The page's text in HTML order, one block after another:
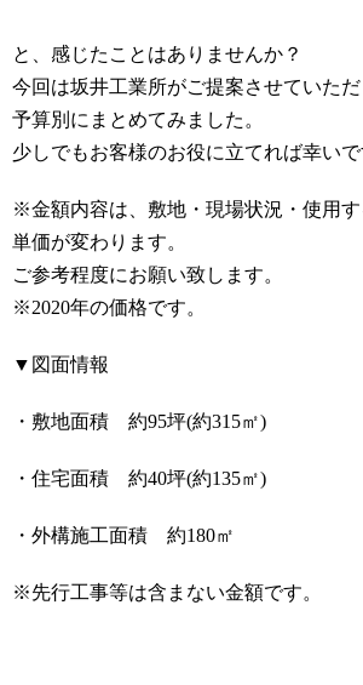
と、感じたことはありませんか？
今回は坂井工業所がご提案させていただ
予算別にまとめてみました。
少しでもお客様のお役に立てれば幸いで
※金額内容は、敷地・現場状況・使用
単価が変わります。
ご参考程度にお願い致します。
※2020年の価格です。
▼図面情報
・敷地面積 約95坪(約315㎡)
・住宅面積 約40坪(約135㎡)
・外構施工面積 約180㎡
※先行工事等は含まない金額です。